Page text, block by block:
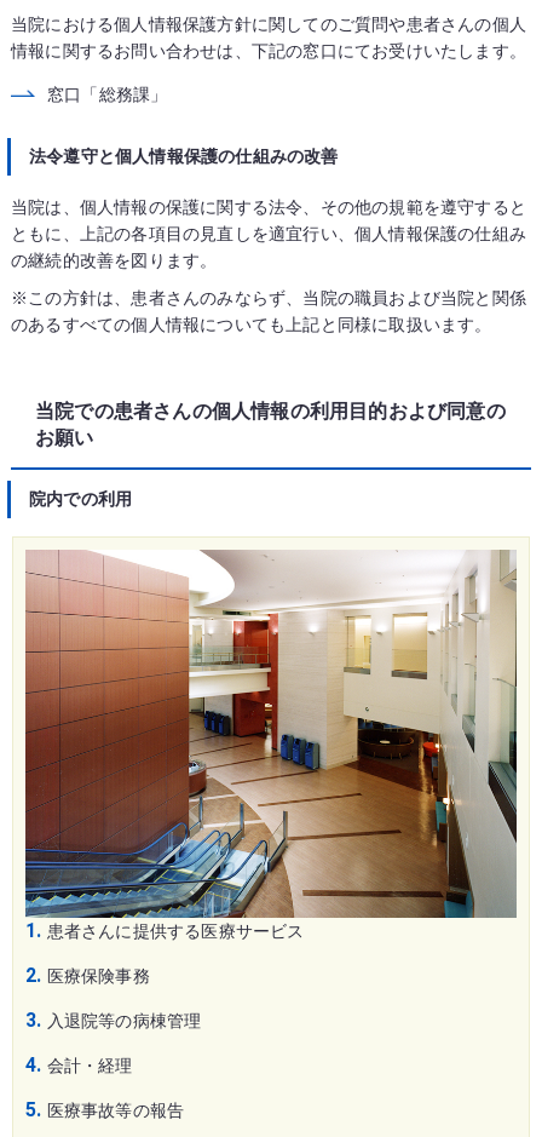
当院における個人情報保護方針に関してのご質問や患者さんの個人
情報に関するお問い合わせは、下記の窓口にてお受けいたします。
窓口「総務課」
法令遵守と個人情報保護の仕組みの改善
当院は、個人情報の保護に関する法令、その他の規範を遵守すると
ともに、上記の各項目の見直しを適宜行い、個人情報保護の仕組み
の継続的改善を図ります。
※この方針は、患者さんのみならず、当院の職員および当院と関係
のあるすべての個人情報についても上記と同様に取扱います。
当院での患者さんの個人情報の利用目的および同意の
お願い
院内での利用
患者さんに提供する医療サービス
医療保険事務
入退院等の病棟管理
会計・経理
医療事故等の報告